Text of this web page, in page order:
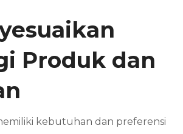
Produk dan
kebutuhan dan preferensi